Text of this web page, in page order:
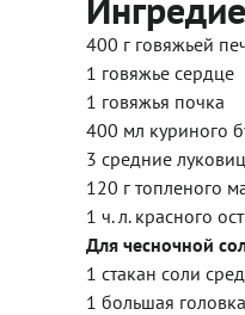
400 г говяжьей
1 говяжье сердце
1 говяжья почка
400 мл куриного
3 средние
120 г топленого
1 ч. л. красного
Для чесночной
1 стакан соли
1 большая